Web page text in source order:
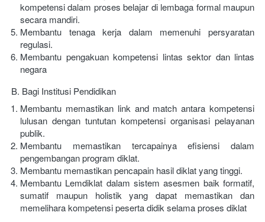
kompetensi dalam proses belajar di lembaga formal maupun
secara mandiri.
Membantu tenaga kerja dalam memenuhi persyaratan
regulasi.
Membantu pengakuan kompetensi lintas sektor dan lintas
negara
B. Bagi Institusi Pendidikan
Membantu memastikan link and match antara kompetensi
lulusan dengan tuntutan kompetensi organisasi pelayanan
publik.
Membantu memastikan tercapainya efisiensi dalam
pengembangan program diklat.
Membantu memastikan pencapain hasil diklat yang tinggi.
Membantu Lemdiklat dalam sistem asesmen baik formatif,
sumatif maupun holistik yang dapat memastikan dan
memelihara kompetensi peserta didik selama proses diklat